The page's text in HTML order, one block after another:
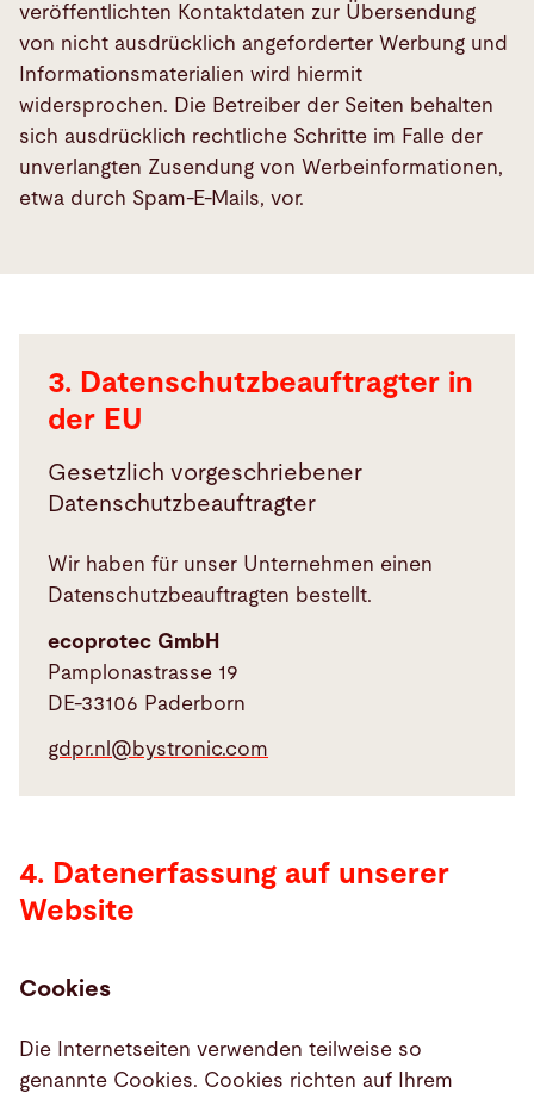
veröffentlichten Kontaktdaten zur Übersendung
von nicht ausdrücklich angeforderter Werbung und
Informationsmaterialien wird hiermit
widersprochen. Die Betreiber der Seiten behalten
sich ausdrücklich rechtliche Schritte im Falle der
unverlangten Zusendung von Werbeinformationen,
etwa durch Spam-E-Mails, vor.
Datenschutzbeauftragter
3. Datenschutzbeauftragter in
der EU
Gesetzlich vorgeschriebener
Datenschutzbeauftragter
Wir haben für unser Unternehmen einen
Datenschutzbeauftragten bestellt.
ecoprotec GmbH
Pamplonastrasse 19
DE-33106 Paderborn
gdpr.nl@bystronic.com
4. Datenerfassung auf unserer
Website
Cookies
Die Internetseiten verwenden teilweise so
genannte Cookies. Cookies richten auf Ihrem